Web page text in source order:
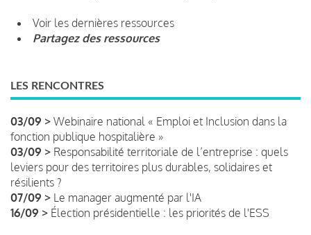
Voir les dernières ressources
Partagez des ressources
LES RENCONTRES
03/09 > Webinaire national « Emploi et Inclusion dans la
fonction publique hospitalière »
03/09 > Responsabilité territoriale de l’entreprise : quels
leviers pour des territoires plus durables, solidaires et
résilients ?
07/09 > Le manager augmenté par l'IA
16/09 > Élection présidentielle : les priorités de l'ESS